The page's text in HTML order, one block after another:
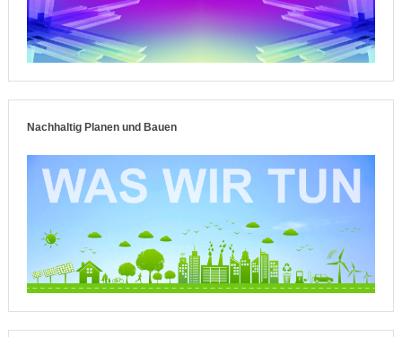
Nachhaltig Planen und Bauen